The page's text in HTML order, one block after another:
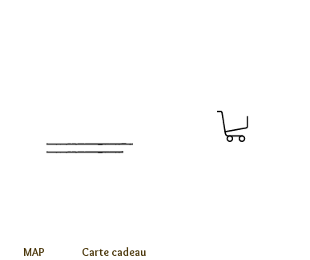
MAP Carte cadeau